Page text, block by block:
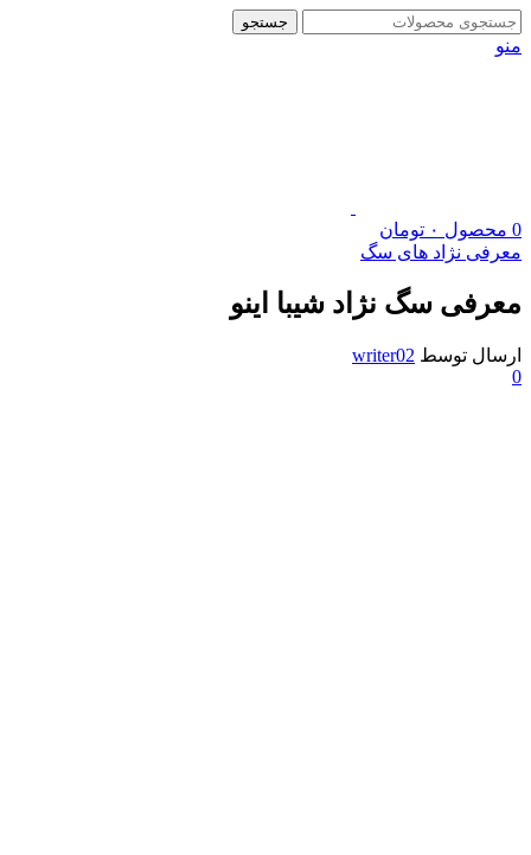
جستجو
منو
0 محصول ۰ تومان
معرفی نژاد های سگ
معرفی سگ نژاد شیبا اینو
ارسال توسط writer02
0